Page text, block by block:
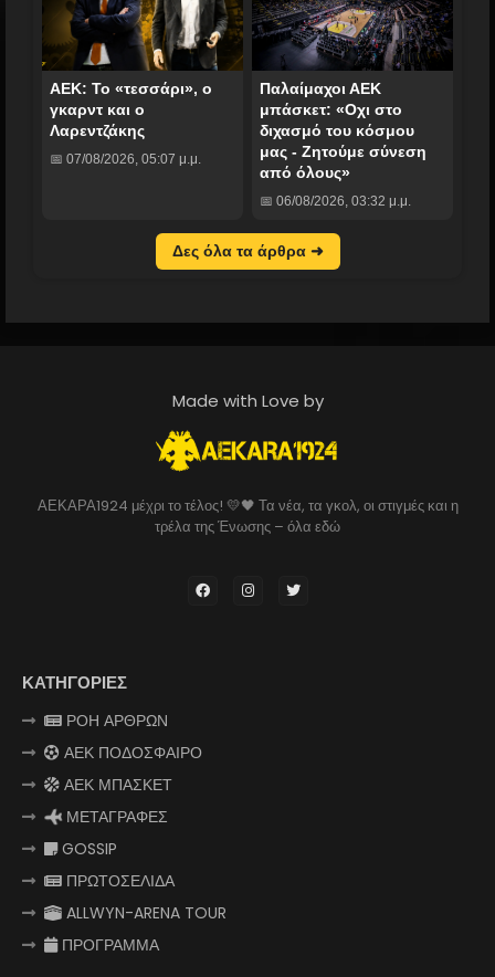
ΑΕΚ: Το «τεσσάρι», ο
γκαρντ και ο
Λαρεντζάκης
📅 07/08/2026, 05:07 μ.μ.
Παλαίμαχοι ΑΕΚ
μπάσκετ: «Οχι στο
διχασμό του κόσμου
μας - Ζητούμε σύνεση
από όλους»
📅 06/08/2026, 03:32 μ.μ.
Δες όλα τα άρθρα ➜
Made with Love by
ΑΕΚΑΡΑ1924 μέχρι το τέλος! 💛🖤 Τα νέα, τα γκολ, οι στιγμές και η
τρέλα της Ένωσης – όλα εδώ
ΚΑΤΗΓΟΡΙΕΣ
ΡΟΗ ΑΡΘΡΩΝ
ΑΕΚ ΠΟΔΟΣΦΑΙΡΟ
ΑΕΚ ΜΠΑΣΚΕΤ
ΜΕΤΑΓΡΑΦΕΣ
GOSSIP
ΠΡΩΤΟΣΕΛΙΔΑ
ALLWYN-ARENA TOUR
ΠΡΟΓΡΑΜΜΑ